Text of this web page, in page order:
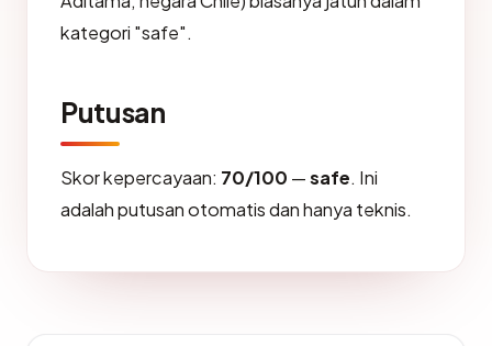
kategori "safe".
Putusan
Skor kepercayaan: 70/100 —safe. Ini
adalah putusan otomatis dan hanya teknis.